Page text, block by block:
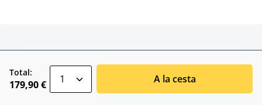
Total:
179,90 € A la cesta